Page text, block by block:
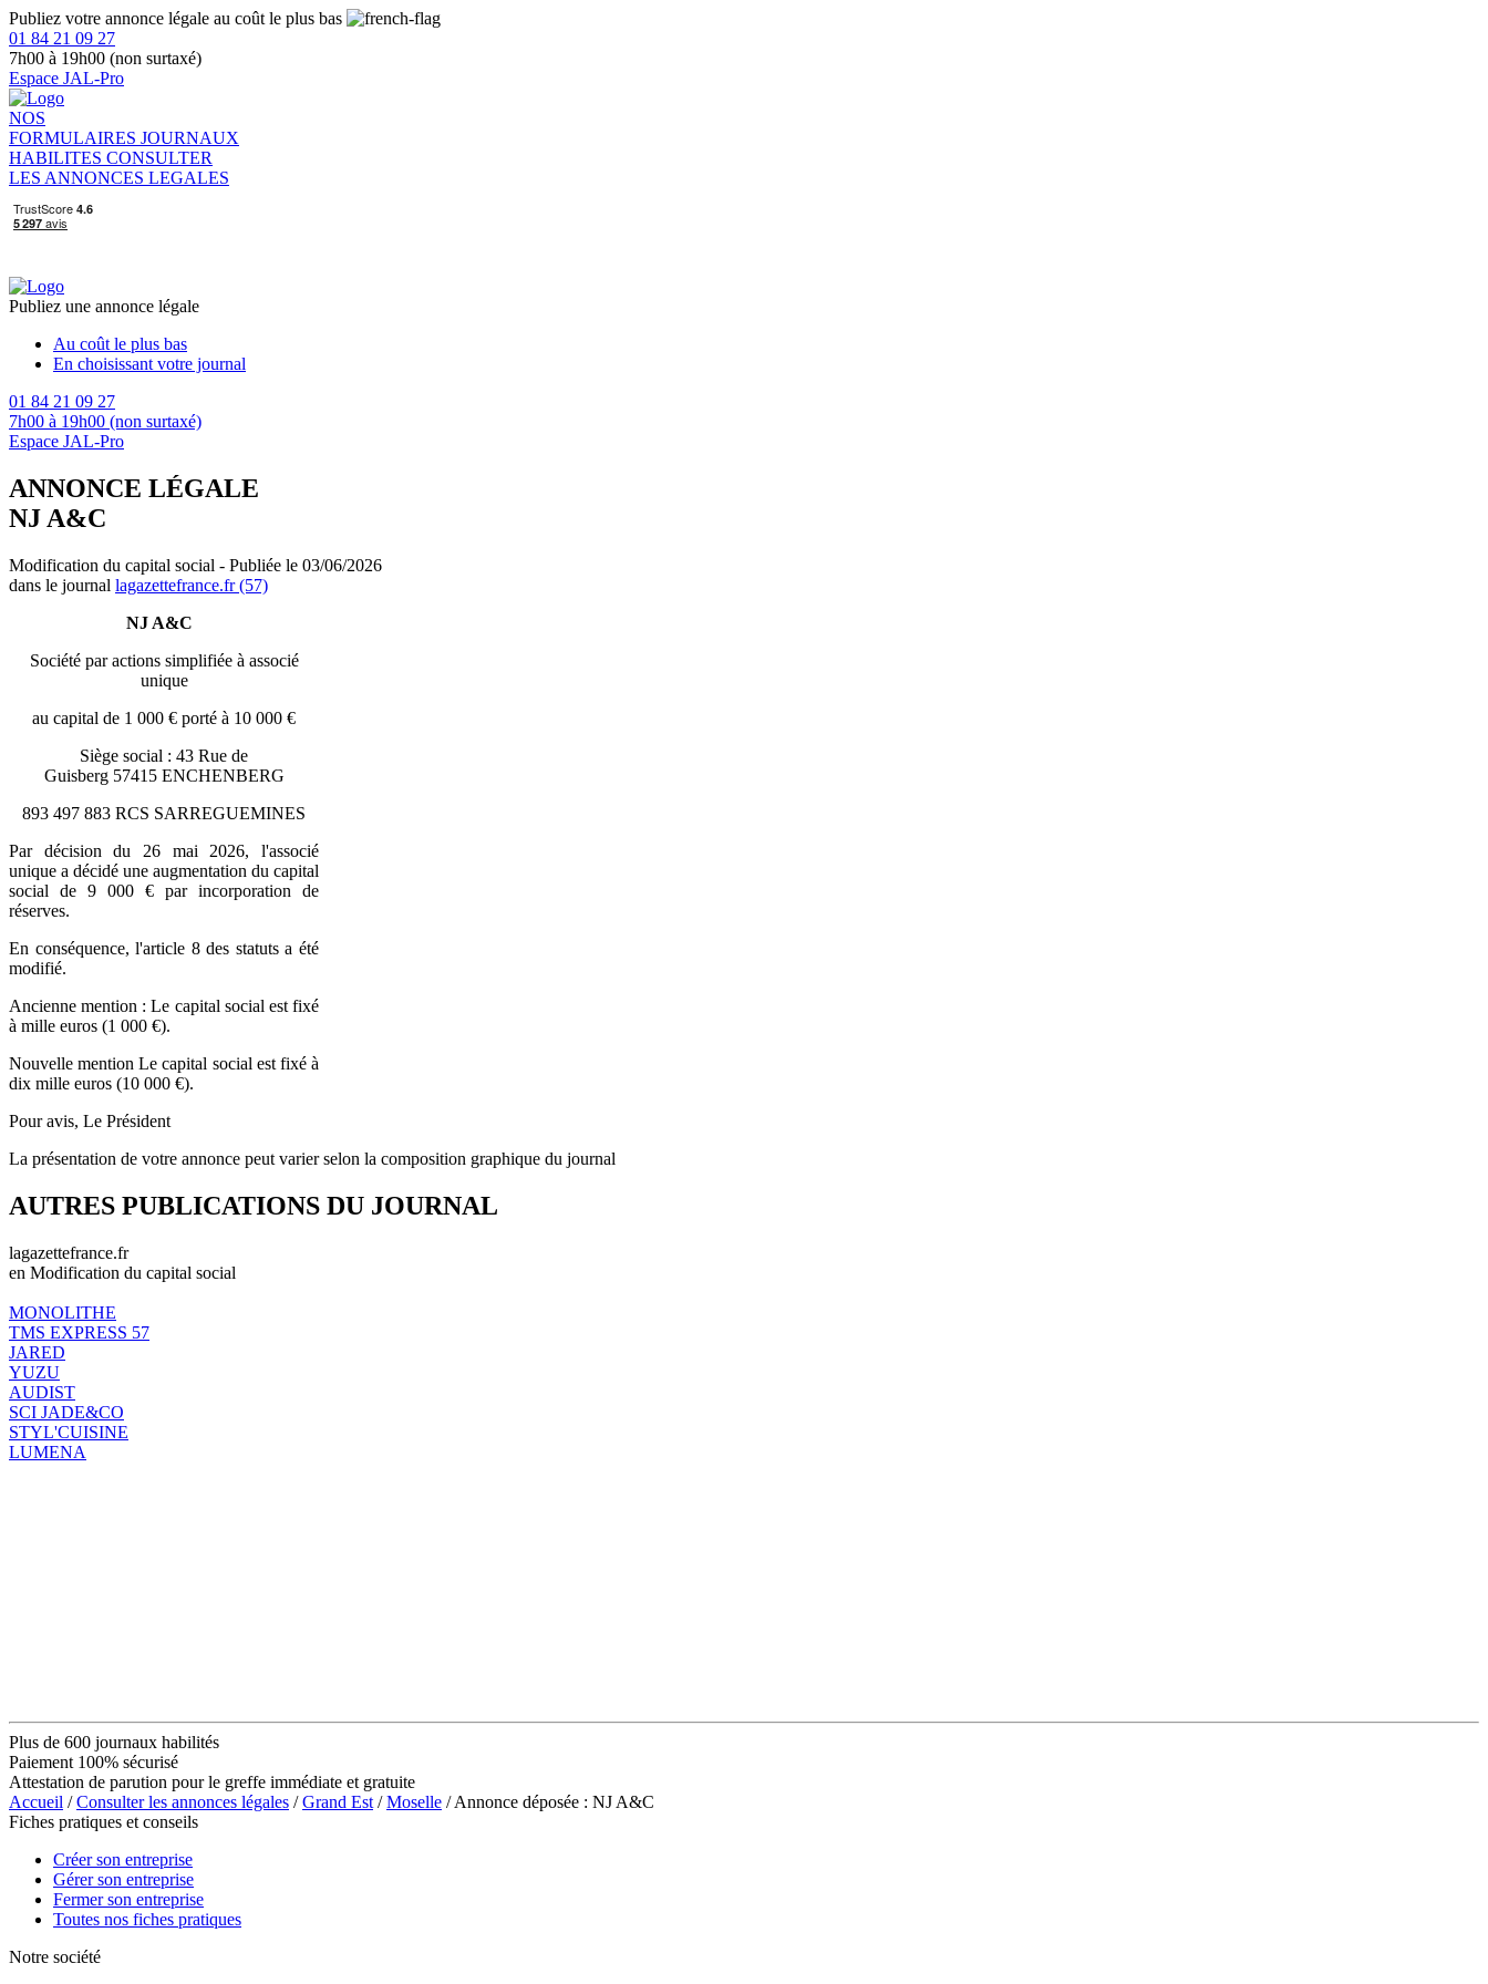
Publiez votre annonce légale au coût le plus bas
01 84 21 09 27
7h00 à 19h00 (non surtaxé)
Espace JAL-Pro
NOS
FORMULAIRES JOURNAUX
HABILITES CONSULTER
LES ANNONCES LEGALES
Publiez une annonce légale
Au coût le plus bas
En choisissant votre journal
01 84 21 09 27
7h00 à 19h00 (non surtaxé)
Espace JAL-Pro
ANNONCE LÉGALE
NJ A&C
Modification du capital social - Publiée le 03/06/2026
dans le journal lagazettefrance.fr (57)
NJ A&C
Société par actions simplifiée à associé
unique
au capital de 1 000 € porté à 10 000 €
Siège social : 43 Rue de
Guisberg 57415 ENCHENBERG
893 497 883 RCS SARREGUEMINES
Par décision du 26 mai 2026, l'associé
unique a décidé une augmentation du capital
social de 9 000 € par incorporation de
réserves.
En conséquence, l'article 8 des statuts a été
modifié.
Ancienne mention : Le capital social est fixé
à mille euros (1 000 €).
Nouvelle mention Le capital social est fixé à
dix mille euros (10 000 €).
Pour avis, Le Président
La présentation de votre annonce peut varier selon la composition graphique du journal
AUTRES PUBLICATIONS DU JOURNAL
lagazettefrance.fr
en Modification du capital social
MONOLITHE
TMS EXPRESS 57
JARED
YUZU
AUDIST
SCI JADE&CO
STYL'CUISINE
LUMENA
Plus de 600 journaux habilités
Paiement 100% sécurisé
Attestation de parution pour le greffe immédiate et gratuite
Accueil /Consulter les annonces légales /Grand Est /Moselle / Annonce déposée : NJ A&C
Fiches pratiques et conseils
Créer son entreprise
Gérer son entreprise
Fermer son entreprise
Toutes nos fiches pratiques
Notre société